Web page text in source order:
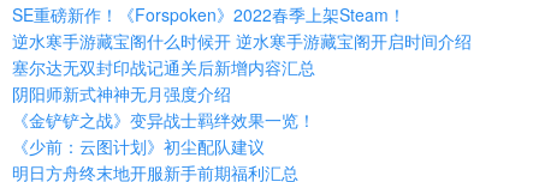
SE重磅新作！《Forspoken》2022春季上架Steam！
逆水寒手游藏宝阁什么时候开 逆水寒手游藏宝阁开启时间介绍
塞尔达无双封印战记通关后新增内容汇总
阴阳师新式神神无月强度介绍
《金铲铲之战》变异战士羁绊效果一览！
《少前：云图计划》初尘配队建议
明日方舟终末地开服新手前期福利汇总